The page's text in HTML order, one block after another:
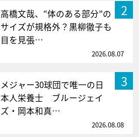
2
高橋文哉、“体のある部分”の
サイズが規格外？黒柳徹子も
目を見張…
2026.08.07
3
メジャー30球団で唯一の日
本人栄養士 ブルージェイ
ズ・岡本和真…
2026.08.08